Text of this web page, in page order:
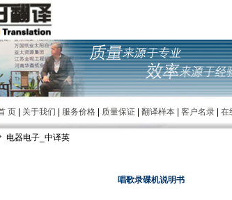
页 关于我们 服务价格 质量保证 翻译样本 客户名录 在
电器电子_中译英
唱歌录碟机说明书